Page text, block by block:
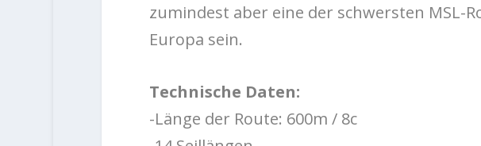
zumindest aber eine der schwersten MSL-
Europa sein.
Technische Daten:
-Länge der Route: 600m / 8c